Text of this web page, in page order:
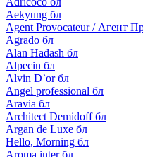
Aekyung бл
Agent Provocateur / Агент
Agrado бл
Alan Hadash бл
Alpecin бл
Alvin D`or бл
Angel professional бл
Aravia бл
Architect Demidoff бл
Argan de Luxe бл
Hello, Morning бл
Aroma inter бл